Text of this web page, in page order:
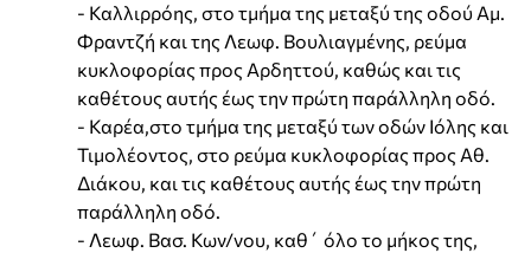
- Καλλιρρόης, στο τμήμα της μεταξύ της οδού Αμ.
Φραντζή και της Λεωφ. Βουλιαγμένης, ρεύμα
κυκλοφορίας προς Αρδηττού, καθώς και τις
καθέτους αυτής έως την πρώτη παράλληλη οδό.
- Καρέα,στο τμήμα της μεταξύ των οδών Ιόλης και
Τιμολέοντος, στο ρεύμα κυκλοφορίας προς Αθ.
Διάκου, και τις καθέτους αυτής έως την πρώτη
παράλληλη οδό.
- Λεωφ. Βασ. Κων/νου, καθ΄ όλο το μήκος της,